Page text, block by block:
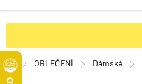
Domů
OBLEČENÍ Dámské